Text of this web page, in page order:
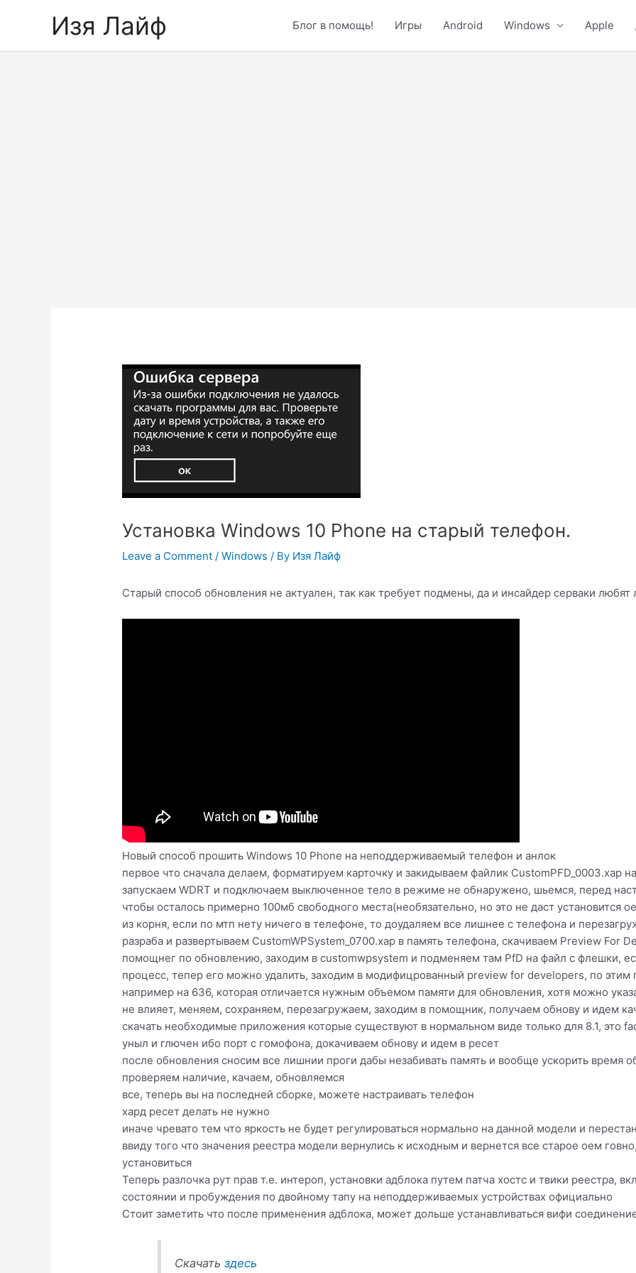
Изя Лайф Блог в помощь! Игры Android Windows Apple
Установка Windows 10 Phone на старый телефон.
Leave a Comment /Windows / By Изя Лайф
Старый способ обновления не актуален, так как требует подмены, да и инсайдер серваки любят
Новый способ прошить Windows 10 Phone на неподдерживаемый телефон и анлок
первое что сначала делаем, форматируем карточку и закидываем файлик CustomPFD_0003.xap
запускаем WDRT и подключаем выключенное тело в режиме не обнаружено, шьемся, перед
чтобы осталось примерно 100мб свободного места(необязательно, но это не даст установится
из корня, если по мтп нету ничего в телефоне, то доудаляем все лишнее с телефона и
разраба и развертываем CustomWPSystem_0700.xap в память телефона, скачиваем Preview For
помощнег по обновлению, заходим в customwpsystem и подменяем там PfD на файл с флешки,
процесс, тепер его можно удалить, заходим в модифицрованный preview for developers, по
например на 636, которая отличается нужным объемом памяти для обновления, хотя можно
не влияет, меняем, сохраняем, перезагружаем, заходим в помощник, получаем обнову и идем
скачать необходимые приложения которые существуют в нормальном виде только для 8.1, это
уныл и глючен ибо порт с гомофона, докачиваем обнову и идем в ресет
после обновления сносим все лишнии проги дабы незабивать память и вообще ускорить время
проверяем наличие, качаем, обновляемся
все, теперь вы на последней сборке, можете настраивать телефон
хард ресет делать не нужно
иначе чревато тем что яркость не будет регулироваться нормально на данной модели и
ввиду того что значения реестра модели вернулись к исходным и вернется все старое оем
установиться
Теперь разлочка рут прав т.е. интероп, установки адблока путем патча хостс и твики реестра,
состоянии и пробуждения по двойному тапу на неподдерживаемых устройствах официально
Стоит заметить что после применения адблока, может дольше устанавливаться вифи
Скачатьздесь